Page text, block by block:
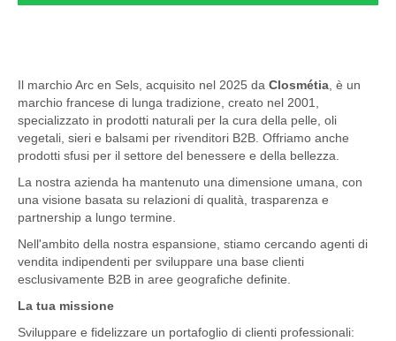
Il marchio Arc en Sels, acquisito nel 2025 da Closmétia, è un
marchio francese di lunga tradizione, creato nel 2001,
specializzato in prodotti naturali per la cura della pelle, oli
vegetali, sieri e balsami per rivenditori B2B. Offriamo anche
prodotti sfusi per il settore del benessere e della bellezza.
La nostra azienda ha mantenuto una dimensione umana, con
una visione basata su relazioni di qualità, trasparenza e
partnership a lungo termine.
Nell'ambito della nostra espansione, stiamo cercando agenti di
vendita indipendenti per sviluppare una base clienti
esclusivamente B2B in aree geografiche definite.
La tua missione
Sviluppare e fidelizzare un portafoglio di clienti professionali: